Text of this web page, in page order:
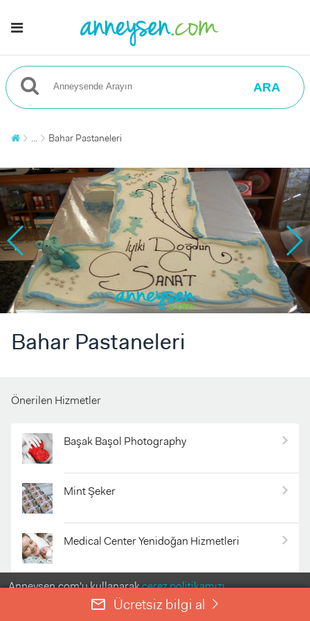
ARA
... Bahar Pastaneleri
Bahar Pastaneleri
Önerilen Hizmetler
Başak Başol Photography
Mint Şeker
Medical Center Yenidoğan Hizmetleri
evdekibakicim.com
Anneysen.com'u kullanarakçerez politikamızı
kabul etmiş olursunuz.
mail_outline Ücretsiz bilgi al right